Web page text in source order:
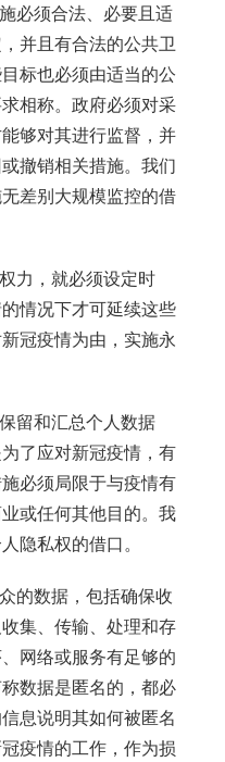
必须合法、必要且适
并且有合法的公共卫
标也必须由适当的公
相称。政府必须对采
够对其进行监督，并
撤销相关措施。我们
差别大规模监控的借
力，就必须设定时
情况下才可延续这些
冠疫情为由，实施永
留和汇总个人数据
了应对新冠疫情，有
必须局限于与疫情有
或任何其他目的。我
隐私权的借口。
的数据，包括确保收
集、传输、处理和存
网络或服务有足够的
数据是匿名的，都必
息说明其如何被匿名
疫情的工作，作为损